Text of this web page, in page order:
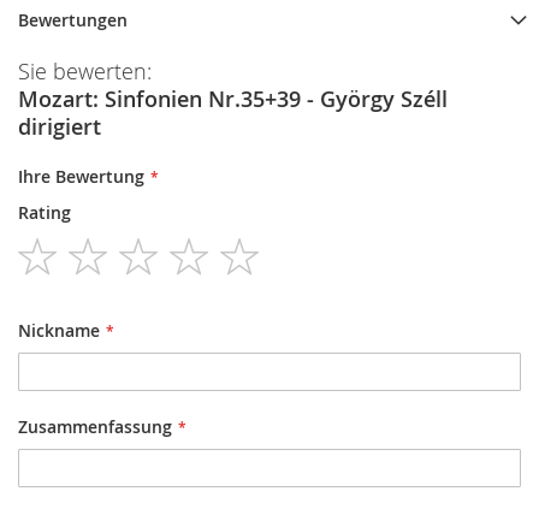
Bewertungen
Sie bewerten:
Mozart: Sinfonien Nr.35+39 - György Széll
dirigiert
Ihre Bewertung
Rating
1
star
2
stars
3
stars
4
stars
Nickname
Zusammenfassung